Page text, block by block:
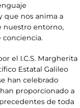
que nos anima a
nuestro entorno,
conciencia.
el I.C.S. Margherita
Estatal Galileo
han celebrado
proporcionado a
de toda